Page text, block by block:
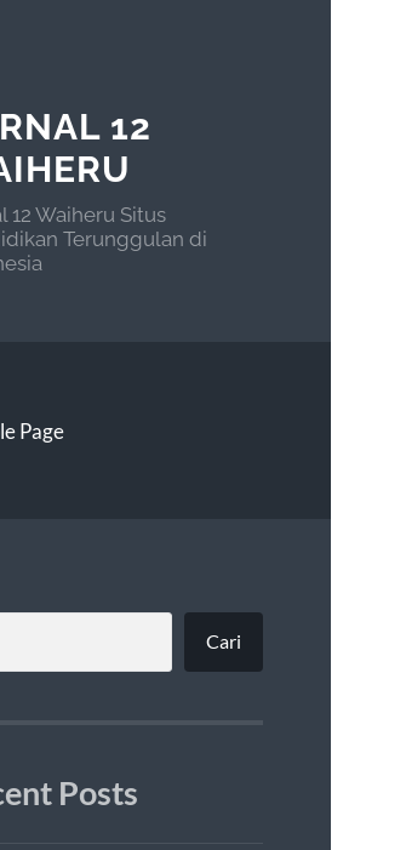
12
12 Waiheru Situs
Terunggulan di
Page
Cari
Posts